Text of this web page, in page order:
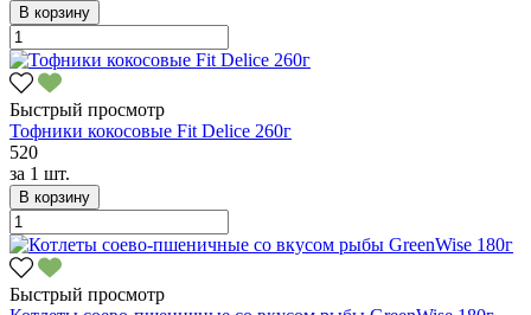
В корзину
Быстрый просмотр
Тофники кокосовые Fit Delice 260г
520
за 1 шт.
В корзину
Быстрый просмотр